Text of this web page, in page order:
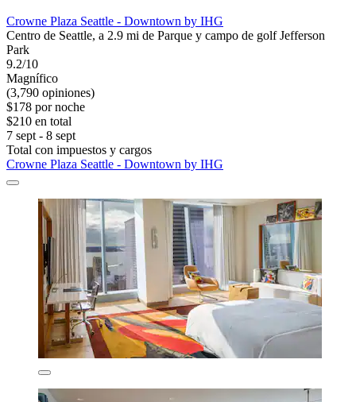
Crowne Plaza Seattle - Downtown by IHG
Centro de Seattle, a 2.9 mi de Parque y campo de golf Jefferson
Park
9.2/10
Magnífico
(3,790 opiniones)
$178 por noche
$210 en total
7 sept - 8 sept
Total con impuestos y cargos
Crowne Plaza Seattle - Downtown by IHG